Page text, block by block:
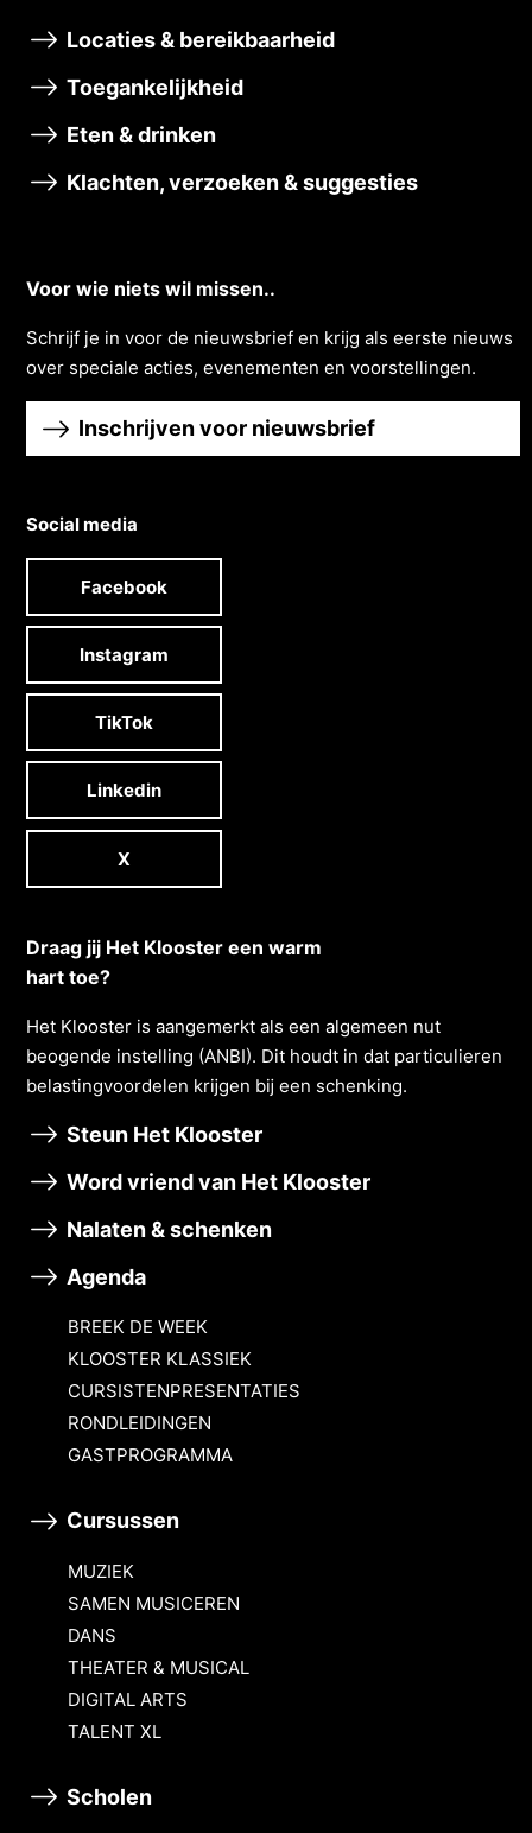
Locaties & bereikbaarheid
Toegankelijkheid
Eten & drinken
Klachten, verzoeken & suggesties
Voor wie niets wil missen..
Schrĳf je in voor de nieuwsbrief en krĳg als eerste nieuws
over speciale acties, evenementen en voorstellingen.
Inschrijven voor nieuwsbrief
Social media
Facebook
Instagram
TikTok
Linkedin
X
Draag jij Het Klooster een warm
hart toe?
Het Klooster is aangemerkt als een algemeen nut
beogende instelling (ANBI). Dit houdt in dat particulieren
belastingvoordelen krĳgen bĳ een schenking.
Steun Het Klooster
Word vriend van Het Klooster
Nalaten & schenken
Agenda
BREEK DE WEEK
KLOOSTER KLASSIEK
CURSISTENPRESENTATIES
RONDLEIDINGEN
GASTPROGRAMMA
Cursussen
MUZIEK
SAMEN MUSICEREN
DANS
THEATER & MUSICAL
DIGITAL ARTS
TALENT XL
Scholen